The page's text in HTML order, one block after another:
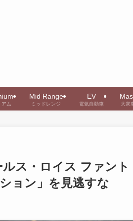
アム
Mid Range
ミッドレンジ
EV
電気自動車 大衆
ス・ロイス ファント
ョン」を見逃すな